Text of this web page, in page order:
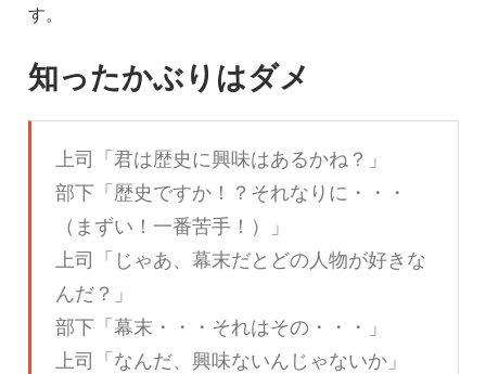
す。
知ったかぶりはダメ
上司「君は歴史に興味はあるかね？」
部下「歴史ですか！？それなりに・・・
（まずい！一番苦手！）」
上司「じゃあ、幕末だとどの人物が好きな
んだ？」
部下「幕末・・・それはその・・・」
上司「なんだ、興味ないんじゃないか」